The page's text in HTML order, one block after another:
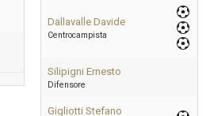
Dallavalle Davide
Centrocampista
Silipigni Ernesto
Difensore
Gigliotti Stefano